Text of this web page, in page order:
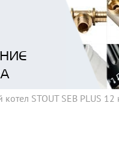
котел STOUT SEB PLUS 12